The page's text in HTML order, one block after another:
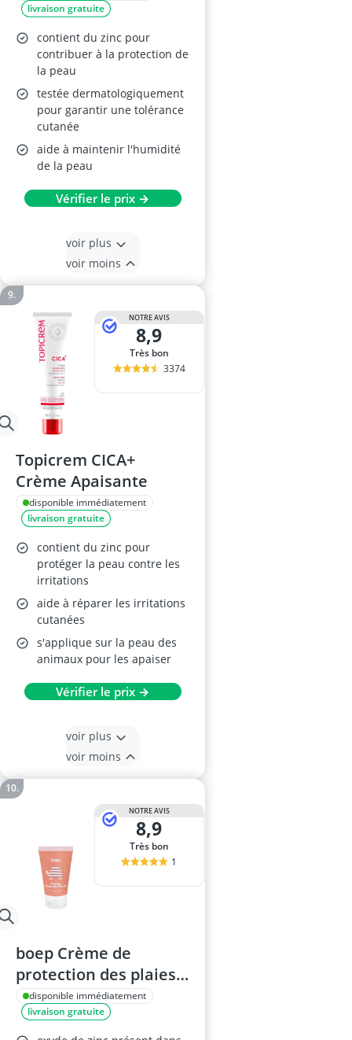
livraison gratuite
contient du zinc pour
contribuer à la protection de
la peau
testée dermatologiquement
pour garantir une tolérance
cutanée
aide à maintenir l'humidité
de la peau
Vérifier le prix →
voir plus
voir moins
NOTRE AVIS
8,9
Très bon
3374
Topicrem CICA+
Crème Apaisante
disponible immédiatement
livraison gratuite
contient du zinc pour
protéger la peau contre les
irritations
aide à réparer les irritations
cutanées
s'applique sur la peau des
animaux pour les apaiser
Vérifier le prix →
voir plus
voir moins
NOTRE AVIS
8,9
Très bon
1
boep Crème de
protection des plaies
pour bébé – Pommade
au zinc végétalienne
disponible immédiatement
livraison gratuite